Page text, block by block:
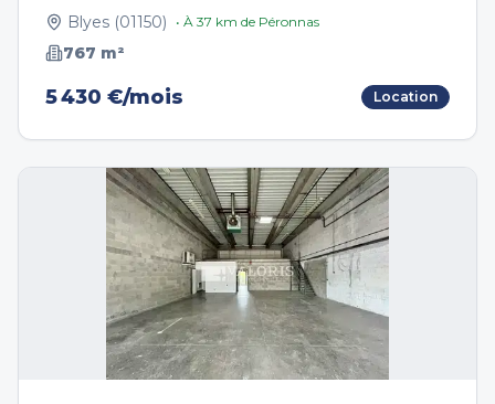
Blyes (01150) • À 37 km de Péronnas
767 m²
5 430 €/mois Location